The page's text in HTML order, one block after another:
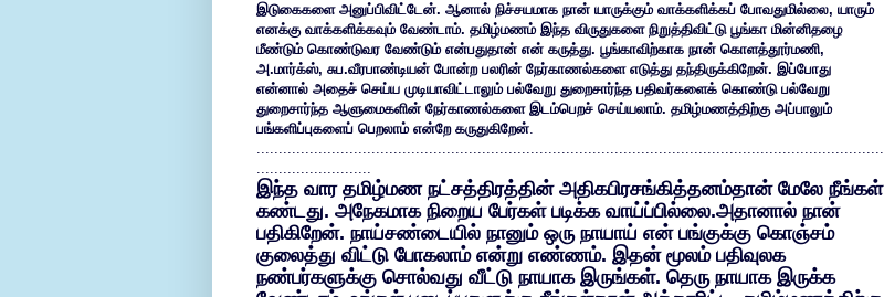
இடுகைகளை அனுப்பிவிட்டேன். ஆனால் நிச்சயமாக நான் யாருக்கும் வாக்களிக்கப் போவதுமில்லை, யாரும்
எனக்கு வாக்களிக்கவும் வேண்டாம். தமிழ்மணம் இந்த விருதுகளை நிறுத்திவிட்டு பூங்கா மின்னிதழை
மீண்டும் கொண்டுவர வேண்டும் என்பதுதான் என் கருத்து. பூங்காவிற்காக நான் கொளத்தூர்மணி,
அ.மார்க்ஸ், சுப.வீரபாண்டியன் போன்ற பலரின் நேர்காணல்களை எடுத்து தந்திருக்கிறேன். இப்போது
என்னால் அதைச் செய்ய முடியாவிட்டாலும் பல்வேறு துறைசார்ந்த பதிவர்களைக் கொண்டு பல்வேறு
துறைசார்ந்த ஆளுமைகளின் நேர்காணல்களை இடம்பெறச் செய்யலாம். தமிழ்மணத்திற்கு அப்பாலும்
பங்களிப்புகளைப் பெறலாம் என்றே கருதுகிறேன்.
..............................................................................................................................................
..........................
இந்த வார தமிழ்மண நட்சத்திரத்தின் அதிகபிரசங்கித்தனம்தான் மேலே நீங்கள்
கண்டது. அநேகமாக நிறைய பேர்கள் படிக்க வாய்ப்பில்லை.அதானால் நான்
பதிகிறேன். நாய்சண்டையில் நானும் ஒரு நாயாய் என் பங்குக்கு கொஞ்சம்
குலைத்து விட்டு போகலாம் என்று எண்ணம். இதன் மூலம் பதிவுலக
நண்பர்களுக்கு சொல்வது வீட்டு நாயாக இருங்கள். தெரு நாயாக இருக்க